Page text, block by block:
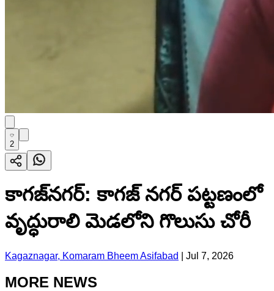
2
కాగజ్​నగర్: కాగజ్ నగర్ పట్టణంలో
వృద్ధురాలి మెడలోని గొలుసు చోరీ
Kagaznagar, Komaram Bheem Asifabad Jul 7, 2026
MORE NEWS